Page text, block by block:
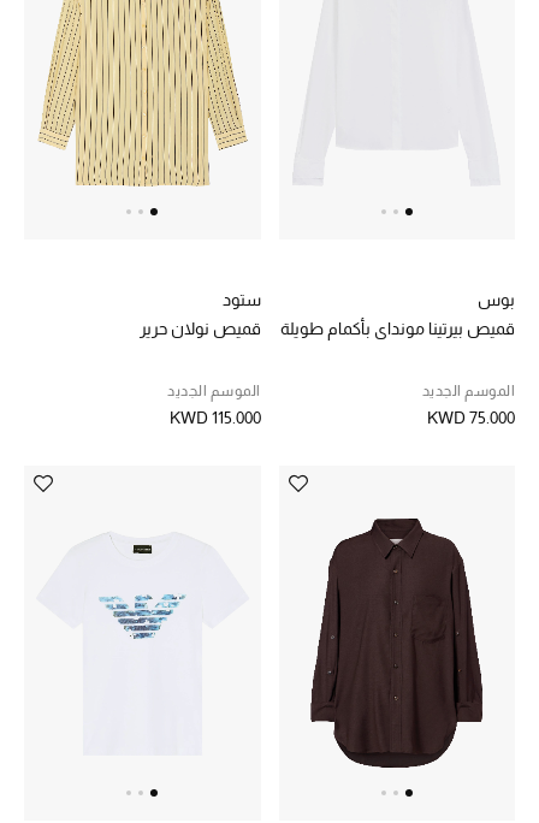
بوس
قميص بيرتينا مونداي بأكمام طويلة
الموسم الجديد
KWD 75.000
ستود
قميص نولان حرير
الموسم الجديد
KWD 115.000